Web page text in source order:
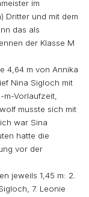
im
Dritter und mit dem
das als
der Klasse M
4,64 m von Annika
Nina Sigloch mit
Vorlaufzeit,
musste sich mit
war Sina
hatte die
vor der
jeweils 1,45 m: 2.
7. Leonie